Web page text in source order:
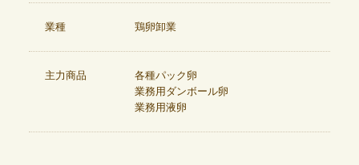
業種 鶏卵卸業
主力商品
各種パック卵
業務用ダンボール卵
業務用液卵